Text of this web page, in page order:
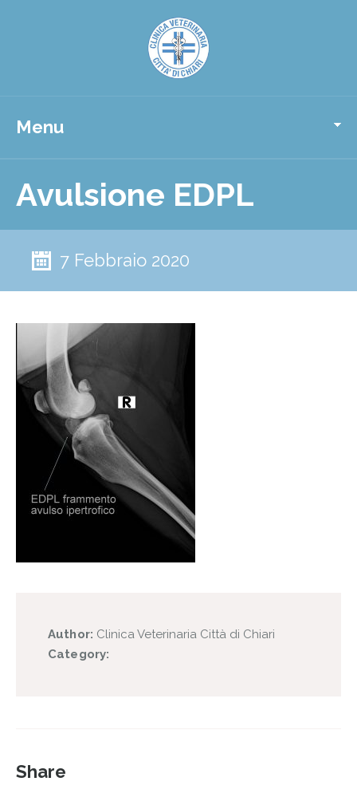
Menu
Avulsione EDPL
7 Febbraio 2020
Author: Clinica Veterinaria Città di Chiari
Category:
Share